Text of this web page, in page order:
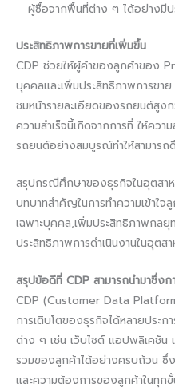
ผู้ซื้อจากพื้นที่ต่าง ๆ ได้อย่างมีป
ประสิทธิภาพการขายที่เพิ่มขึ้น
CDP ช่วยให้ผู้ค้าของลูกค้าของ
บุคคลและเพิ่มประสิทธิภาพการขา
ชมหน้ารายละเอียดของรถยนต์สู
ความสำเร็จนี้เกิดจากการที่ ให้คว
รถยนต์อย่างสมบูรณ์ทำให้สามาร
สรุปกรณีศึกษาของธุรกิจในอุตสา
บทบาทสำคัญในการทำความเข้าใ
เฉพาะบุคคล,เพิ่มประสิทธิภาพกล
ประสิทธิภาพการดำเนินงานในอุตส
สรุปข้อดีที่ CDP สามารถนำมาซึ่งก
CDP (Customer Data
การเติบโตของธุรกิจได้หลายประ
ต่าง ๆ เช่น เว็บไซต์ แอปพลิเคชัน
รวมของลูกค้าได้อย่างครบถ้วน ซึ่
และความต้องการของลูกค้าในทุ